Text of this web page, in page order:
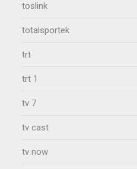
toslink
totalsportek
trt
trt 1
tv 7
tv cast
tv now